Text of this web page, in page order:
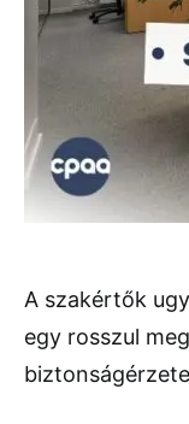
A szakértők
egy rosszul